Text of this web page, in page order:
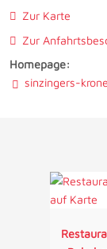
Zur Karte
Zur
Homepage:
sinzingers-